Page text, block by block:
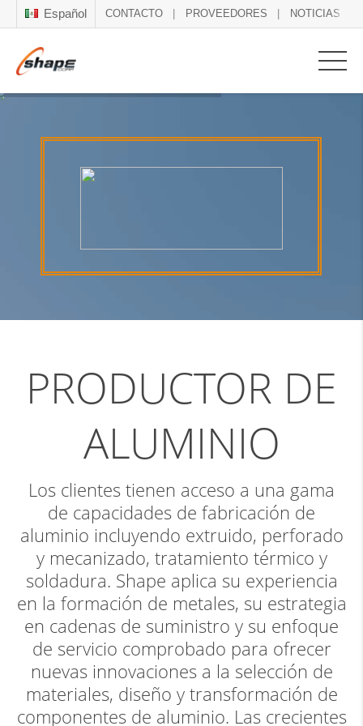
Español CONTACTO PROVEEDORES NOTICIAS
PRODUCTOR DE
ALUMINIO
Los clientes tienen acceso a una gama
de capacidades de fabricación de
aluminio incluyendo extruido, perforado
y mecanizado, tratamiento térmico y
soldadura. Shape aplica su experiencia
en la formación de metales, su estrategia
en cadenas de suministro y su enfoque
de servicio comprobado para ofrecer
nuevas innovaciones a la selección de
materiales, diseño y transformación de
componentes de aluminio. Las crecientes